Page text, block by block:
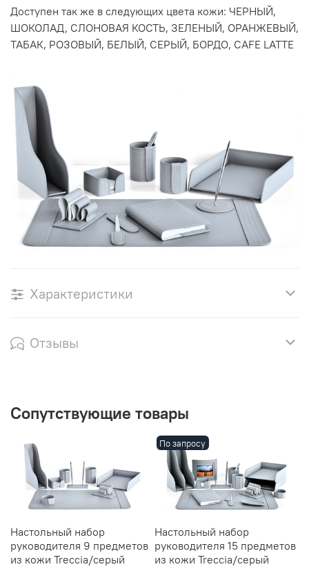
Доступен так же в следующих цвета кожи: ЧЕРНЫЙ,
ШОКОЛАД, СЛОНОВАЯ КОСТЬ, ЗЕЛЕНЫЙ, ОРАНЖЕВЫЙ,
ТАБАК, РОЗОВЫЙ, БЕЛЫЙ, СЕРЫЙ, БОРДО, CAFE LATTE
Характеристики
Отзывы
Сопутствующие товары
Настольный набор
руководителя 9 предметов
из кожи Treccia/серый
По запросу
Настольный набор
руководителя 15 предметов
из кожи Treccia/серый